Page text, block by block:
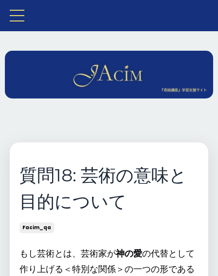
質問18: 芸術の意味と
目的について
Facim_qa
もし芸術とは、芸術家が神の愛の代替として
作り上げる＜特別な関係＞の一つの形である